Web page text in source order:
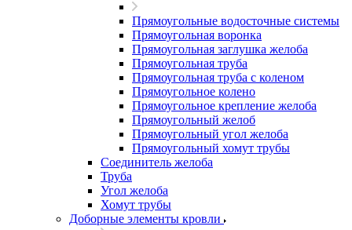
Прямоугольные водосточные системы
Прямоугольная воронка
Прямоугольная заглушка желоба
Прямоугольная труба
Прямоугольная труба c коленом
Прямоугольное колено
Прямоугольное крепление желоба
Прямоугольный желоб
Прямоугольный угол желоба
Прямоугольный хомут трубы
Соединитель желоба
Труба
Угол желоба
Хомут трубы
Доборные элементы кровли